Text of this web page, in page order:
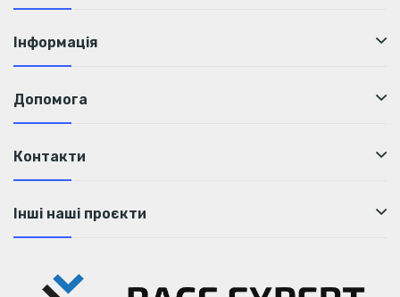
Інформація
Допомога
Контакти
Інші наші проєкти